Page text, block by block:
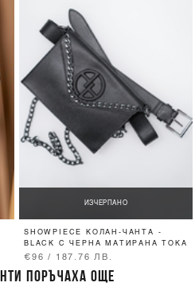
ИЗЧЕРПАНО
SHOWPIECE КОЛАН-ЧАНТА -
BLACK С ЧЕРНА МАТИРАНА ТОКА
€96 / 187.76 ЛВ.
ПОРЪЧАХА ОЩЕ